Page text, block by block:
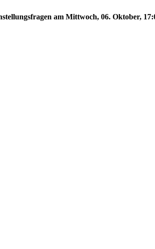
am Mittwoch, 06. Oktober,